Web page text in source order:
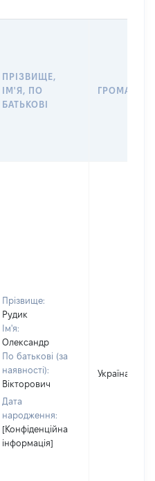
ПРІЗВИЩЕ,
ІМ'Я, ПО
БАТЬКОВІ
Прізвище:
Рудик
Ім'я:
Олександр
По батькові (за
наявності):
Вікторович
Дата
народження:
[Конфіденційна
інформація]
Україна